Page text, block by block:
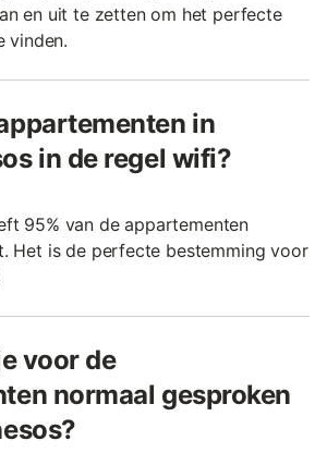
en uit te zetten om het perfecte
vinden.
in
in de regel wifi?
95% van de appartementen
Het is de perfecte bestemming voor
voor de
normaal gesproken